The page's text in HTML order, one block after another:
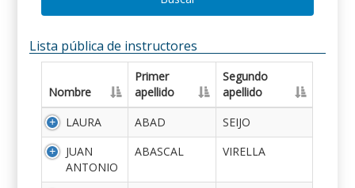
Lista pública de instructores
Nombre
Primer
apellido
Segundo
apellido
LAURA
ABAD
SEIJO
JUAN
ANTONIO
ABASCAL VIRELLA